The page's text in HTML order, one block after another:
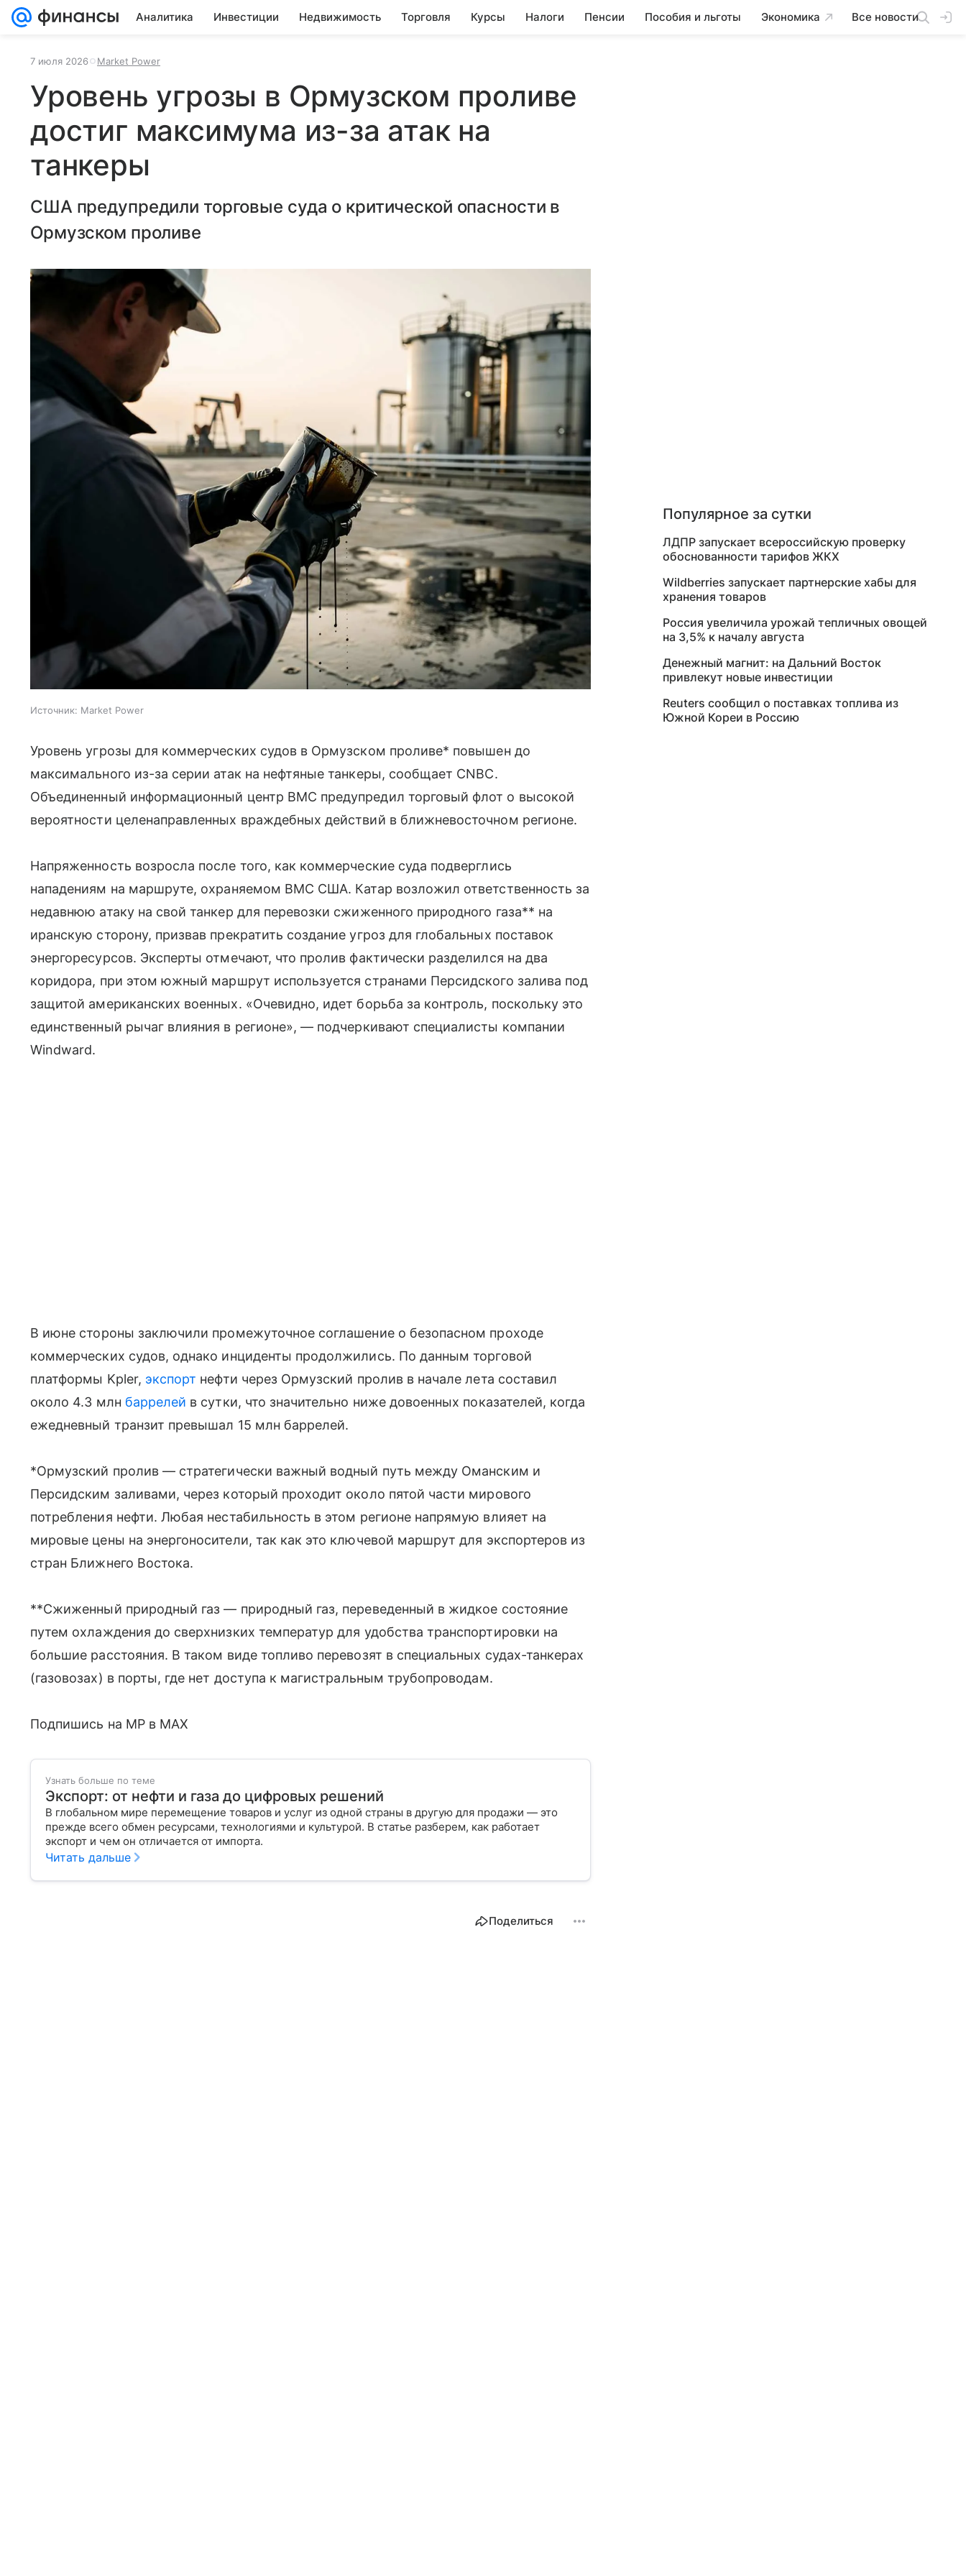
Аналитика Инвестиции Недвижимость Торговля Курсы Налоги Пенсии Пособия и льготы Экономика Все новости
7 июля 2026 Market Power
Уровень угрозы в Ормузском проливе
достиг максимума из-за атак на
танкеры
США предупредили торговые суда о критической опасности в
Ормузском проливе
Источник: Market Power
Уровень угрозы для коммерческих судов в Ормузском проливе* повышен до
максимального из-за серии атак на нефтяные танкеры, сообщает CNBC.
Объединенный информационный центр ВМС предупредил торговый флот о высокой
вероятности целенаправленных враждебных действий в ближневосточном регионе.
Напряженность возросла после того, как коммерческие суда подверглись
нападениям на маршруте, охраняемом ВМС США. Катар возложил ответственность за
недавнюю атаку на свой танкер для перевозки сжиженного природного газа** на
иранскую сторону, призвав прекратить создание угроз для глобальных поставок
энергоресурсов. Эксперты отмечают, что пролив фактически разделился на два
коридора, при этом южный маршрут используется странами Персидского залива под
защитой американских военных. «Очевидно, идет борьба за контроль, поскольку это
единственный рычаг влияния в регионе», — подчеркивают специалисты компании
Windward.
В июне стороны заключили промежуточное соглашение о безопасном проходе
коммерческих судов, однако инциденты продолжились. По данным торговой
платформы Kpler, экспорт нефти через Ормузский пролив в начале лета составил
около 4.3 млн баррелей в сутки, что значительно ниже довоенных показателей, когда
ежедневный транзит превышал 15 млн баррелей.
*Ормузский пролив — стратегически важный водный путь между Оманским и
Персидским заливами, через который проходит около пятой части мирового
потребления нефти. Любая нестабильность в этом регионе напрямую влияет на
мировые цены на энергоносители, так как это ключевой маршрут для экспортеров из
стран Ближнего Востока.
**Сжиженный природный газ — природный газ, переведенный в жидкое состояние
путем охлаждения до сверхнизких температур для удобства транспортировки на
большие расстояния. В таком виде топливо перевозят в специальных судах-танкерах
(газовозах) в порты, где нет доступа к магистральным трубопроводам.
Подпишись на MP в MAX
Узнать больше по теме
Экспорт: от нефти и газа до цифровых решений
В глобальном мире перемещение товаров и услуг из одной страны в другую для продажи — это
прежде всего обмен ресурсами, технологиями и культурой. В статье разберем, как работает
экспорт и чем он отличается от импорта.
Читать дальше
Поделиться
Популярное за сутки
ЛДПР запускает всероссийскую проверку
обоснованности тарифов ЖКХ
Wildberries запускает партнерские хабы для
хранения товаров
Россия увеличила урожай тепличных овощей
на 3,5% к началу августа
Денежный магнит: на Дальний Восток
привлекут новые инвестиции
Reuters сообщил о поставках топлива из
Южной Кореи в Россию